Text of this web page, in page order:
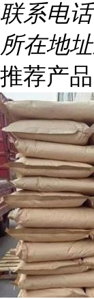
联系电话
所在地址
推荐产品